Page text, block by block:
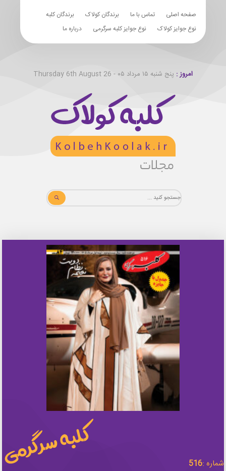
صفحه اصلی تماس با ما برندگان کولاک
برندگان کلبه
نوع جوایز کولاک
نوع جوایز کلبه سرگرمی درباره ما
امروز : پنج شنبه ۱۵ مرداد ۰۵ - Thursday 6th August 26
شماره :516